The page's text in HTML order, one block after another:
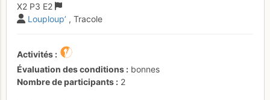
X2 P3 E2
Louploup’ , Tracole
Activités
Évaluation des conditions
bonnes
Nombre de participants
2